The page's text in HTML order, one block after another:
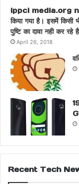
ippci media.org
किया गया है। इसमें किसी
पुष्टि का दावा नही कर रहे है
April 26, 2018
Recent Tech